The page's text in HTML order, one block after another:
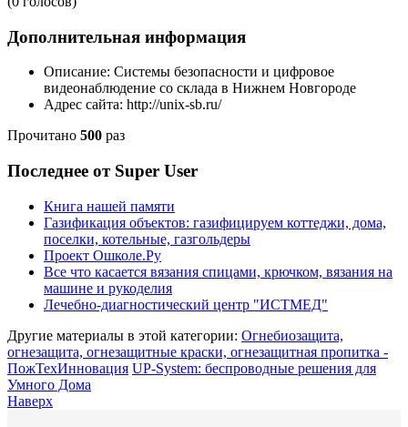
Дополнительная информация
Описание: Системы безопасности и цифровое
видеонаблюдение со склада в Нижнем Новгороде
Адрес сайта: http://unix-sb.ru/
Прочитано 500 раз
Последнее от Super User
Книга нашей памяти
Газификация объектов: газифицируем коттеджи, дома,
поселки, котельные, газгольдеры
Проект Ошколе.Ру
Все что касается вязания спицами, крючком, вязания на
машине и рукоделия
Лечебно-диагностический центр "ИСТМЕД"
Другие материалы в этой категории: Огнебиозащита,
огнезащита, огнезащитные краски, огнезащитная пропитка -
ПожТехИнновация UP-System: беспроводные решения для
Умного Дома
Наверх